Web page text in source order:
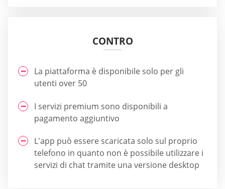
CONTRO
La piattaforma è disponibile solo per gli
utenti over 50
I servizi premium sono disponibili a
pagamento aggiuntivo
L'app può essere scaricata solo sul proprio
telefono in quanto non è possibile utilizzare i
servizi di chat tramite una versione desktop